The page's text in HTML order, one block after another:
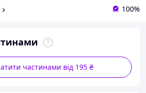
100%
частинами від 195 ₴